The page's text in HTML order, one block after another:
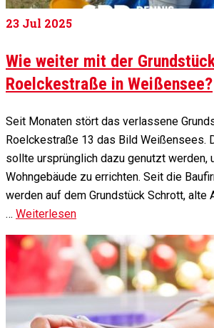
23 Jul 2025
Wie weiter mit der
Roelckestraße in Weißensee?
Seit Monaten stört das verlassene
Roelckestraße 13 das Bild Weißensees.
sollte ursprünglich dazu genutzt werden,
Wohngebäude zu errichten. Seit die
werden auf dem Grundstück Schrott, alte
… Weiterlesen